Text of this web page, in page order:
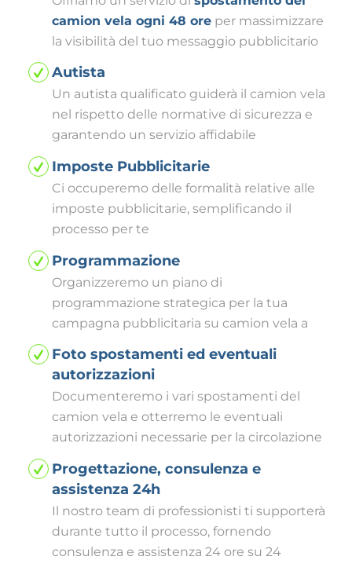
camion vela ogni 48 ore per massimizzare
la visibilità del tuo messaggio pubblicitario
Autista
Un autista qualificato guiderà il camion vela
nel rispetto delle normative di sicurezza e
garantendo un servizio affidabile
Imposte Pubblicitarie
Ci occuperemo delle formalità relative alle
imposte pubblicitarie, semplificando il
processo per te
Programmazione
Organizzeremo un piano di
programmazione strategica per la tua
campagna pubblicitaria su camion vela a
Foto spostamenti ed eventuali
autorizzazioni
Documenteremo i vari spostamenti del
camion vela e otterremo le eventuali
autorizzazioni necessarie per la circolazione
Progettazione, consulenza e
assistenza 24h
Il nostro team di professionisti ti supporterà
durante tutto il processo, fornendo
consulenza e assistenza 24 ore su 24